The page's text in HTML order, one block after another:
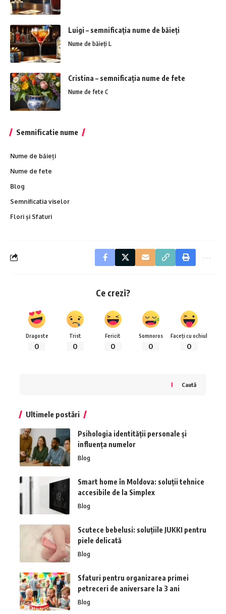
Luigi – semnificația nume de băieți
Nume de băieți L
Cristina – semnificația nume de fete
Nume de fete C
Semnificatie nume
Nume de băieți
Nume de fete
Blog
Semnificatia viselor
Flori și Sfaturi
Ce crezi?
Dragoste
0
Trist
0
Fericit
0
Somnoros
0
Faceți cu ochiul
0
Caută
Ultimele postări
Psihologia identității personale și
influența numelor
Blog
Smart home în Moldova: soluții tehnice
accesibile de la Simplex
Blog
Scutece bebelusi: soluțiile JUKKI pentru
piele delicată
Blog
Sfaturi pentru organizarea primei
petreceri de aniversare la 3 ani
Blog